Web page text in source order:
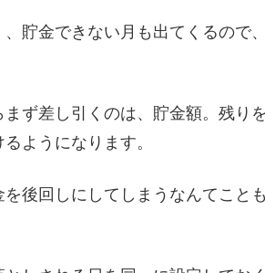
貯金できない月も出てくるので
ず差し引くのは、貯金額。残り
ようになります。
後回しにしてしまうなんてことも